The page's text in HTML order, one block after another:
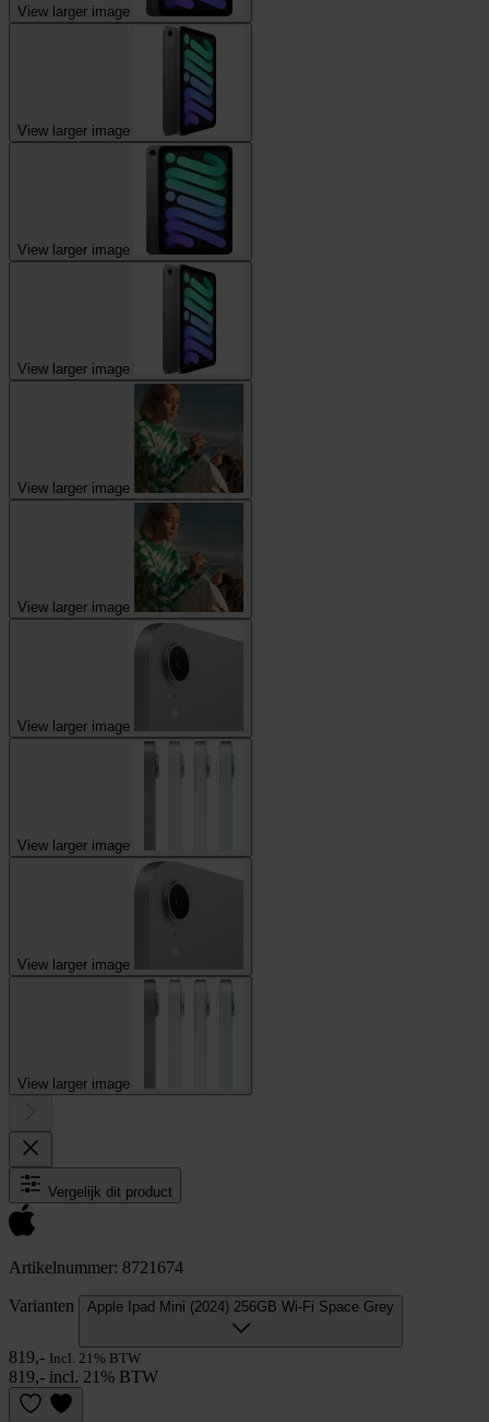
View larger image
View larger image
View larger image
View larger image
View larger image
View larger image
View larger image
View larger image
View larger image
View larger image
Vergelijk dit product
Artikelnummer: 8721674
Varianten Apple Ipad Mini (2024) 256GB Wi-Fi Space Grey
819,- Incl. 21% BTW
819,- incl. 21% BTW